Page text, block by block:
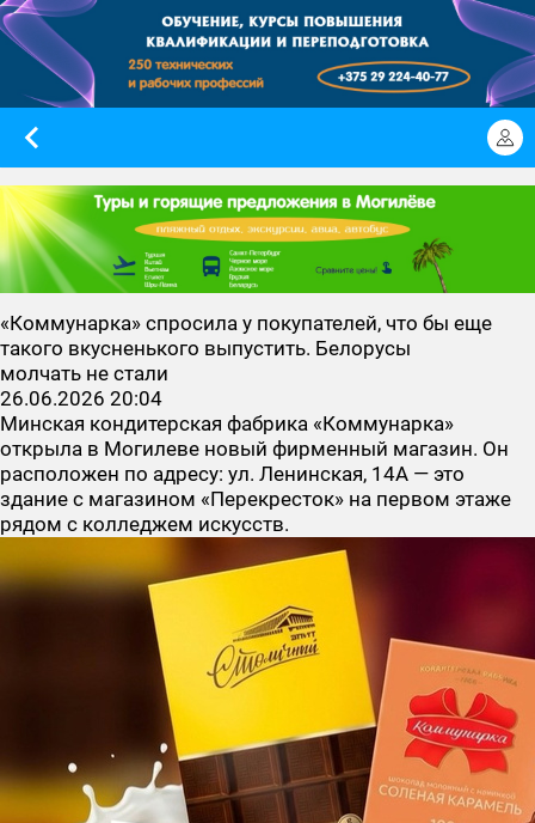
«Коммунарка» спросила у покупателей, что бы еще
такого вкусненького выпустить. Белорусы
молчать не стали
26.06.2026 20:04
Минская кондитерская фабрика «Коммунарка»
открыла в Могилеве новый фирменный магазин. Он
расположен по адресу: ул. Ленинская, 14А — это
здание с магазином «Перекресток» на первом этаже
рядом с колледжем искусств.